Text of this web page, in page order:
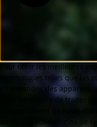
Pour offrir les meilleures
technologies telles que les
informations des appareils.
nous permettra de traiter
comportement de
de ne pas consentir ou de